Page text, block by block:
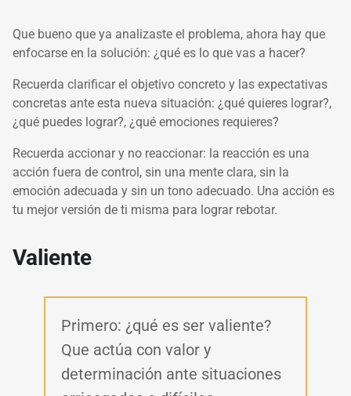
Que bueno que ya analizaste el problema, ahora hay que
enfocarse en la solución: ¿qué es lo que vas a hacer?
Recuerda clarificar el objetivo concreto y las expectativas
concretas ante esta nueva situación: ¿qué quieres lograr?,
¿qué puedes lograr?, ¿qué emociones requieres?
Recuerda accionar y no reaccionar: la reacción es una
acción fuera de control, sin una mente clara, sin la
emoción adecuada y sin un tono adecuado. Una acción es
tu mejor versión de ti misma para lograr rebotar.
Valiente
Primero: ¿qué es ser valiente?
Que actúa con valor y
determinación ante situaciones